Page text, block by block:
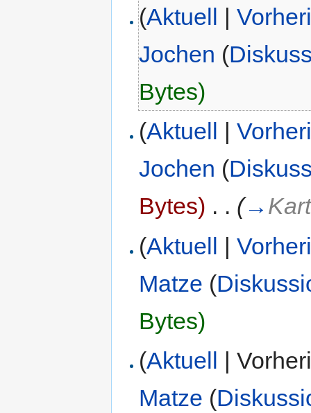
(Aktuell |
Jochen (
Bytes)
(Aktuell |
Jochen (
Bytes) . . (→
(Aktuell |
Matze (
Bytes)
(Aktuell |
Matze (